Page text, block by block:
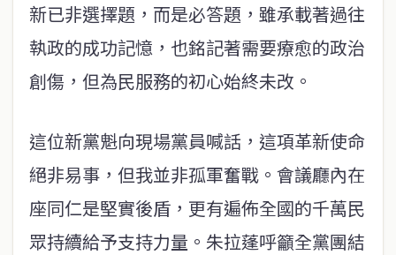
新已非選擇題，而是必答題，雖承載著過往
執政的成功記憶，也銘記著需要療愈的政治
創傷，但為民服務的初心始終未改。
這位新黨魁向現場黨員喊話，這項革新使命
絕非易事，但我並非孤軍奮戰。會議廳內在
座同仁是堅實後盾，更有遍佈全國的千萬民
眾持續給予支持力量。朱拉蓬呼籲全黨團結